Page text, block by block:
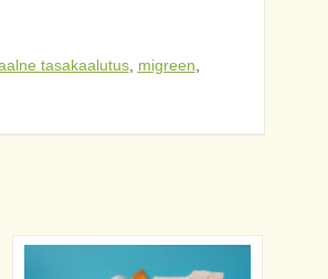
tasakaalutus, migreen